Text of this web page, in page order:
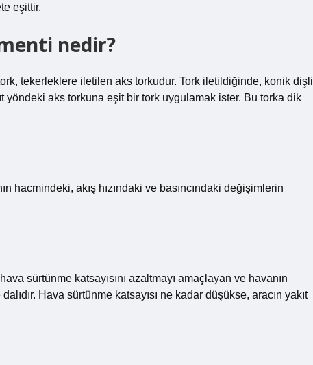
eşittir.
nedir?
tekerleklere iletilen aks torkudur. Tork iletildiğinde, konik dişli
yöndeki aks torkuna eşit bir tork uygulamak ister. Bu torka dik
hacmindeki, akış hızındaki ve basıncındaki değişimlerin
sürtünme katsayısını azaltmayı amaçlayan ve havanın
Hava sürtünme katsayısı ne kadar düşükse, aracın yakıt